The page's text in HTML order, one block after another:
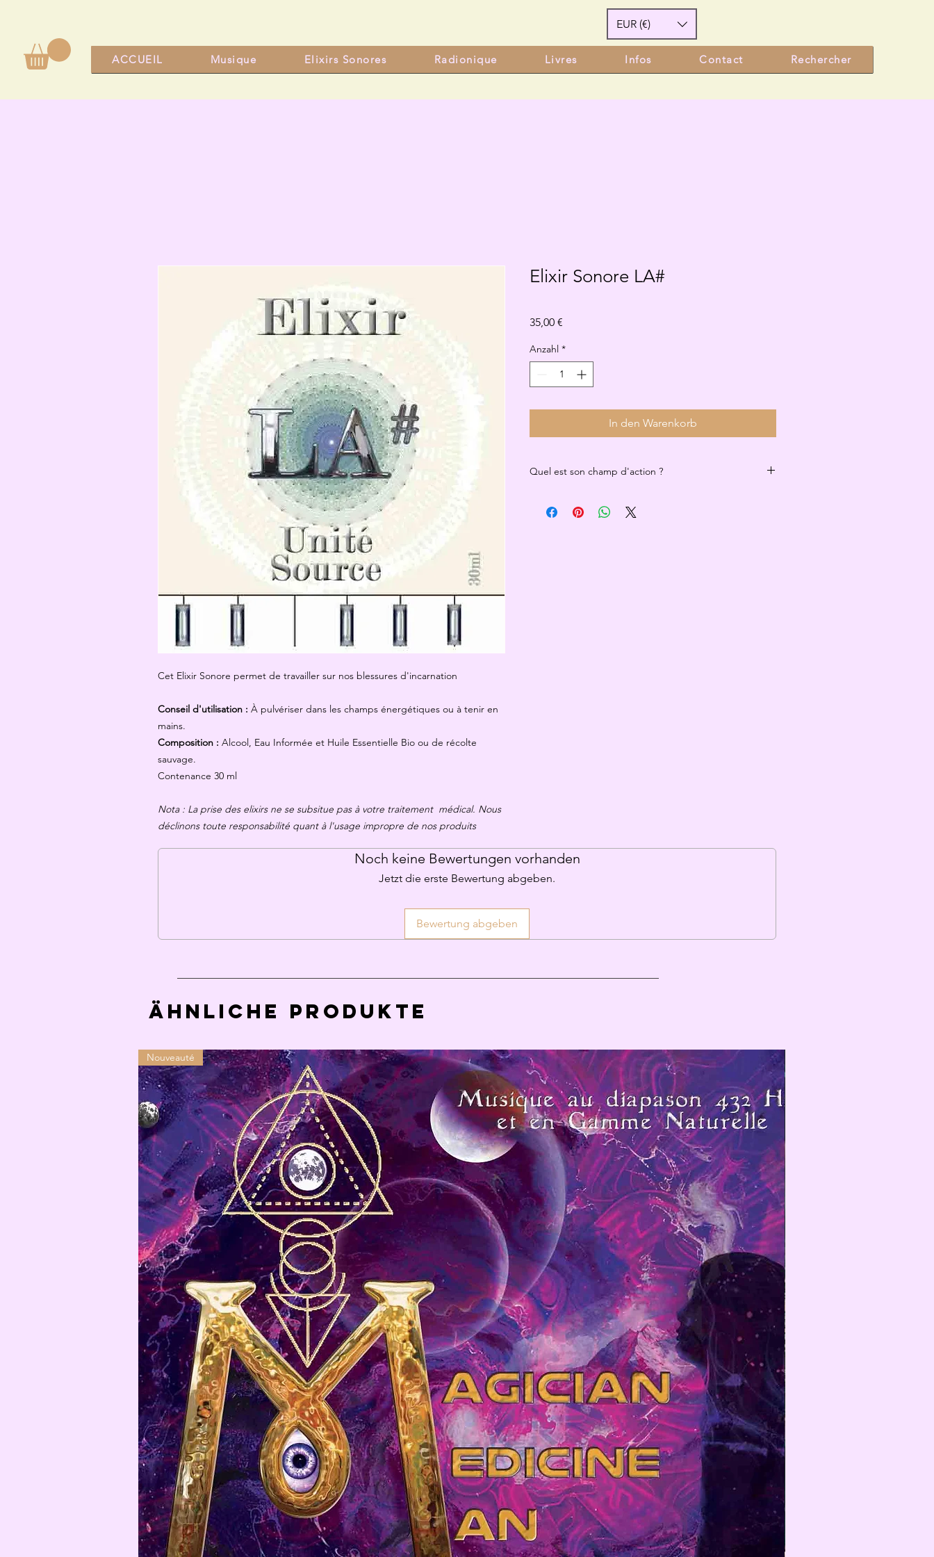
EUR (€)
ACCUEIL Musique Elixirs Sonores Radionique Livres Infos Contact Rechercher
Cet Elixir Sonore permet de travailler sur nos blessures d'incarnation
Conseil d'utilisation : À pulvériser dans les champs énergétiques ou à tenir en
mains.
Composition : Alcool, Eau Informée et Huile Essentielle Bio ou de récolte
sauvage.
Contenance 30 ml
Nota : La prise des elixirs ne se subsitue pas à votre traitement médical. Nous
déclinons toute responsabilité quant à l'usage impropre de nos produits
Elixir Sonore LA#
35,00 €
Anzahl *
In den Warenkorb
Quel est son champ d'action ?
blesssures liées à notre incarnation et ainsi nous
Noch keine Bewertungen vorhanden
Jetzt die erste Bewertung abgeben.
Bewertung abgeben
Ähnliche Produkte
Nouveauté